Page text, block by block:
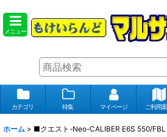
メニュー
カテゴリ 特集 マイページ ご利用
ホーム > ■クエスト-Neo-CALIBER E6S 550/FBL